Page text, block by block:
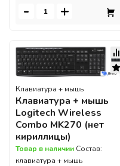
- +
Клавиатура + мышь
Клавиатура + мышь
Logitech Wireless
Combo MK270 (нет
кириллицы)
Товар в наличии Состав:
клавиатура + мышь